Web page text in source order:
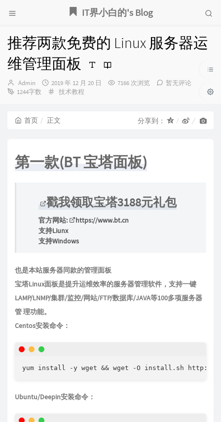
IT界小白的's Blog
推荐两款免费的 Linux 服务器运
维管理面板
博
主：
Admin
发
布
2019 年 12 月 20 日 7166 次浏览
暂无评论
1244字数
分
技术教程
首页 正文 分享到：
第一款(BT 宝塔面板)
戳我领取宝塔3188元礼包
官方网站:
https://www.bt.cn
支持Liunx
支持Windows
也是本站服务器同款的管理面板
宝塔Linux面板是提升运维效率的服务器管理软件，支持一键
LAMP/LNMP/集群/监控/网站/FTP/数据库/JAVA等100多项服务器
管理功能。
Centos安装命令：
yum install -y wget && wget -O install.sh http://
Ubuntu/Deepin安装命令：